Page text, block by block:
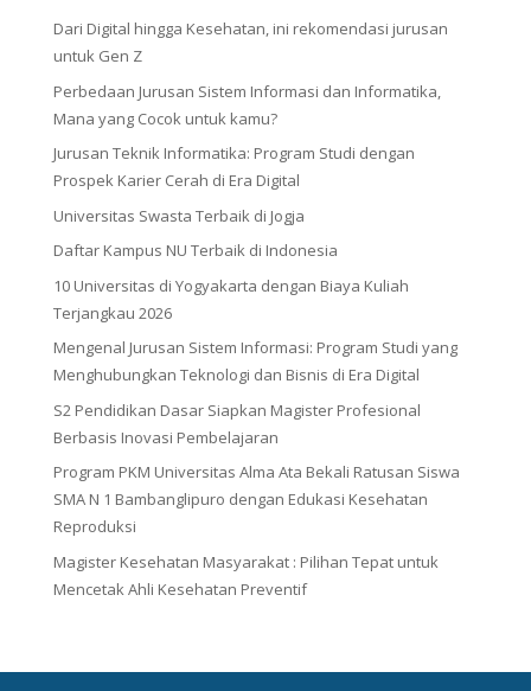
Dari Digital hingga Kesehatan, ini rekomendasi jurusan
untuk Gen Z
Perbedaan Jurusan Sistem Informasi dan Informatika,
Mana yang Cocok untuk kamu?
Jurusan Teknik Informatika: Program Studi dengan
Prospek Karier Cerah di Era Digital
Universitas Swasta Terbaik di Jogja
Daftar Kampus NU Terbaik di Indonesia
10 Universitas di Yogyakarta dengan Biaya Kuliah
Terjangkau 2026
Mengenal Jurusan Sistem Informasi: Program Studi yang
Menghubungkan Teknologi dan Bisnis di Era Digital
S2 Pendidikan Dasar Siapkan Magister Profesional
Berbasis Inovasi Pembelajaran
Program PKM Universitas Alma Ata Bekali Ratusan Siswa
SMA N 1 Bambanglipuro dengan Edukasi Kesehatan
Reproduksi
Magister Kesehatan Masyarakat : Pilihan Tepat untuk
Mencetak Ahli Kesehatan Preventif